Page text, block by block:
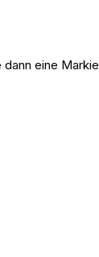
dann eine